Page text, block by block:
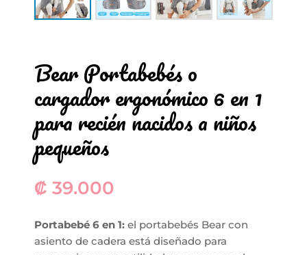
Bear Portabebés o
cargador ergonómico 6 en 1
para recién nacidos a niños
pequeños
₡ 39.000
Portabebé 6 en 1: el portabebés Bear con
asiento de cadera está diseñado para